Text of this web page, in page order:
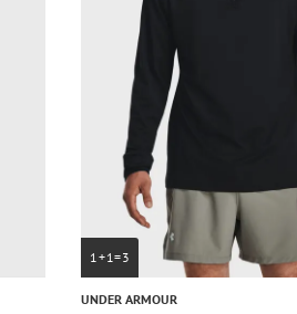
1+1=3
UNDER ARMOUR